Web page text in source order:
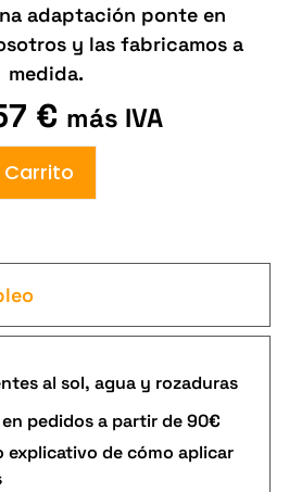
adaptación ponte en
y las fabricamos a
medida.
€ más IVA
Carrito
al sol, agua y rozaduras
pedidos a partir de 90€
explicativo de cómo aplicar